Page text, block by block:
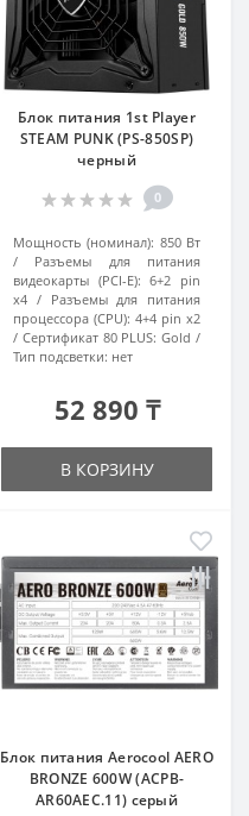
Блок питания 1st Player
STEAM PUNK (PS-850SP)
черный
0
Мощность (номинал): 850 Вт
Разъемы для питания
видеокарты (PCI-E): 6+2 pin
x4
Разъемы для питания
процессора (CPU): 4+4 pin x2
Сертификат 80 PLUS: Gold
Тип подсветки: нет
52 890 ₸
В КОРЗИНУ
Блок питания Aerocool AERO
BRONZE 600W (ACPB-
AR60AEC.11) серый